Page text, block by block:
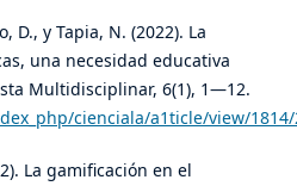
D., y Tapia, N. (2022). La
una necesidad educativa
Multidisciplinar, 6(1), 1—12.
cienciala/a1ticle/view/1814/
La gamificación en el